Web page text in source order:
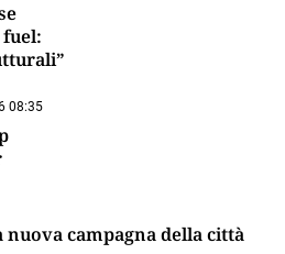
08:35
campagna della città